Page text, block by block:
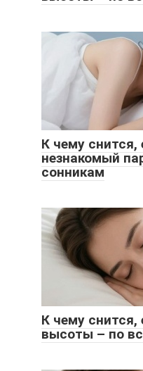
К чему снится,
незнакомый
сонникам
К чему снится,
высоты – по